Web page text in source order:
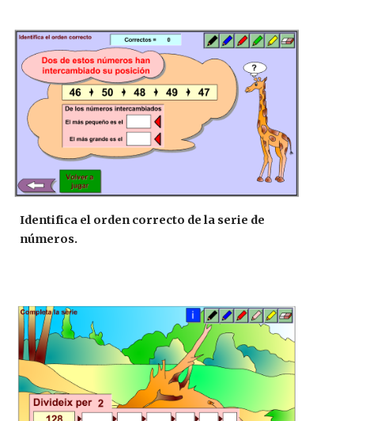
Identifica el orden correcto de la serie de
números.